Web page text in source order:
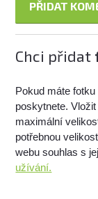
Chci přidat
Pokud máte
poskytnete.
maximální
potřebnou
webu souhlas s
užívání.